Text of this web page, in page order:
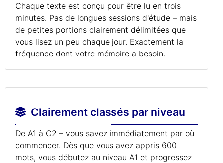
Chaque texte est conçu pour être lu en trois
minutes. Pas de longues sessions d'étude – mais
de petites portions clairement délimitées que
vous lisez un peu chaque jour. Exactement la
fréquence dont votre mémoire a besoin.
Clairement classés par niveau
De A1 à C2 – vous savez immédiatement par où
commencer. Dès que vous avez appris 600
mots, vous débutez au niveau A1 et progressez